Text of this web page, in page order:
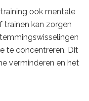
ook mentale
trainen kan zorgen
te concentreren. Dit
verminderen en het